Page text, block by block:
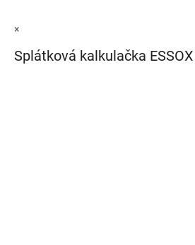
×
Splátková kalkulačka ESSOX